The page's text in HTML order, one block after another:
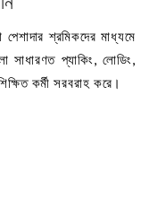
পেশাদার শ্রমিকদের মাধ্যমে
সাধারণত প্যাকিং, লোডিং,
কর্মী সরবরাহ করে।